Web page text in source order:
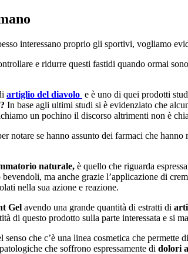
interessano proprio gli sportivi, vogliamo
e ridurre questi fastidi quando ormai
artiglio del diavolo e è uno di quei prodotti
In base agli ultimi studi si è evidenziato che
un pochino il discorso altrimenti non è
notare se hanno assunto dei farmaci che
naturale, è quello che riguarda
ma anche grazie l’applicazione di
nella sua azione e reazione.
Gel avendo una grande quantità di estratti di
di questo prodotto sulla parte interessata e si
senso che c’è una linea cosmetica che
che soffrono espressamente di dolori